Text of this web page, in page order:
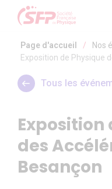
Panneau de gestion des
Page d'accueil / Nos
Exposition de Physique
Tous les
Exposition
des
Besançon